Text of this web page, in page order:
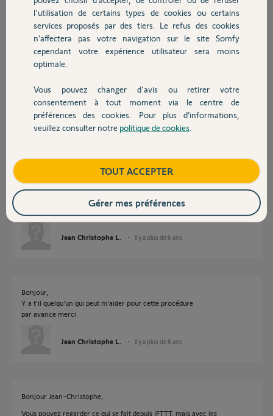
Autres produits
Devis avec un pro
Contact
Réponses
Bonjour,
Sinon, Ok Google.
Bonne journée.
Anonyme il y a plus de 6 ans
Merci de cette réponse
Pouvez vous m'expliquer la procédure
Jean Christophe L. il y a plus de 6 ans
Bonjour,
Y a t'il quelqu'un qui peut m'aider pour cette procédure
par avance merci
Jean Christophe L. il y a plus de 6 ans
Bonjour Jean-Christophe,
Vous pouvez regarder ce qui se fait depuis IFTTT, mais avec les
l'utilisation de certains types de cookies ou certains
services proposés par des tiers. Le refus des cookies
n’affectera pas votre navigation sur le site Somfy
cependant votre expérience utilisateur sera moins
optimale.
Vous pouvez changer d'avis ou retirer votre
consentement à tout moment via le centre de
préférences des cookies. Pour plus d’informations,
veuillez consulter notre politique de cookies
TOUT ACCEPTER
Gérer mes préférences